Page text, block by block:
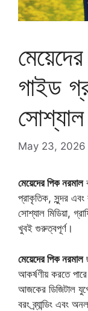
গাইড
May 23, 2026
মেয়েদের পিক নরমাল
প্রাকৃতিক, সুন্দর
সোশ্যাল মিডিয়া,
খুবই গুরুত্বপূর্ণ।
মেয়েদের পিক নরমাল
আকর্ষণীয় করতে
আজকের ডিজিটাল
বরং ব্র্যান্ডিং এবং